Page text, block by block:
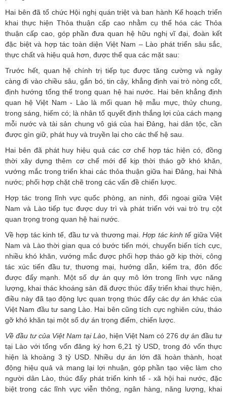
Hai bên đã tổ chức Hội nghị quán triệt và ban hành Kế hoạch triển
khai thực hiện Thỏa thuận cấp cao nhằm cụ thể hóa các Thỏa
thuận cấp cao, góp phần đưa quan hệ hữu nghị vĩ đại, đoàn kết
đặc biệt và hợp tác toàn diện Việt Nam – Lào phát triển sâu sắc,
thực chất và hiệu quả hơn, được thể qua các mặt sau:
Trước hết, quan hệ chính trị tiếp tục được tăng cường và ngày
càng đi vào chiều sâu, gắn bó, tin cậy, khẳng định vai trò nòng cốt,
định hướng tổng thể trong quan hệ hai nước. Hai bên khẳng định
quan hệ Việt Nam - Lào là mối quan hệ mẫu mực, thủy chung,
trong sáng, hiếm có; là nhân tố quyết định thắng lợi của cách mạng
mỗi nước và tài sản chung vô giá của hai Đảng, hai dân tộc, cần
được gìn giữ, phát huy và truyền lại cho các thế hệ sau.
Hai bên đã phát huy hiệu quả các cơ chế hợp tác hiện có, đồng
thời xây dựng thêm cơ chế mới để kịp thời tháo gỡ khó khăn,
vướng mắc trong triển khai các thỏa thuận giữa hai Đảng, hai Nhà
nước; phối hợp chặt chẽ trong các vấn đề chiến lược.
Hợp tác trong lĩnh vực quốc phòng, an ninh, đối ngoại giữa Việt
Nam và Lào tiếp tục được duy trì và phát triển với vai trò trụ cột
quan trọng trong quan hệ hai nước.
Về hợp tác kinh tế, đầu tư và thương mại.Hợp tác kinh tế giữa Việt
Nam và Lào thời gian qua có bước tiến mới, chuyển biến tích cực,
nhiều khó khăn, vướng mắc được phối hợp tháo gỡ kịp thời, công
tác xúc tiến đầu tư, thương mại, hướng dẫn, kiểm tra, đôn đốc
được đẩy mạnh. Một số dự án quy mô lớn trong lĩnh vực năng
lượng, khai thác khoáng sản đã được thúc đẩy triển khai thực hiện,
điều này đã tạo động lực quan trọng thúc đẩy các dự án khác của
Việt Nam đầu tư sang Lào. Hai bên cũng tích cực nghiên cứu, tháo
gỡ khó khăn tại một số dự án trọng điểm, chiến lược.
Về đầu tư của Việt Nam tại Lào , hiện Việt Nam có 276 dự án đầu tư
tại Lào với tổng vốn đăng ký hơn 6,21 tỷ USD, trong đó vốn thực
hiện là khoảng 3 tỷ USD. Nhiều dự án lớn đã hoàn thành, hoạt
động hiệu quả và mang lại lợi nhuận, góp phần tạo việc làm cho
người dân Lào, thúc đẩy phát triển kinh tế - xã hội hai nước, đặc
biệt trong các lĩnh vực viễn thông, ngân hàng, năng lượng, khai